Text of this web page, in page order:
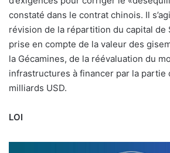
constaté dans le contrat chinois. Il
révision de la répartition du capital de
prise en compte de la valeur des
la Gécamines, de la réévaluation du
infrastructures à financer par la partie
milliards USD.
LOI